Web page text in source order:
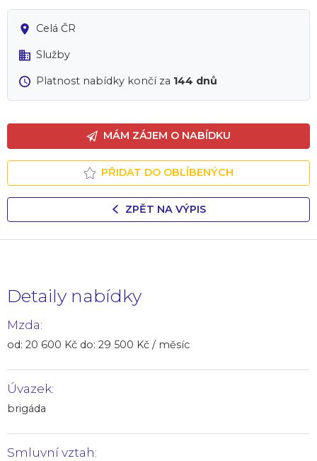
Celá ČR
Služby
Platnost nabídky končí za 144 dnů
MÁM ZÁJEM O NABÍDKU
PŘIDAT DO OBLÍBENÝCH
ZPĚT NA VÝPIS
Detaily nabídky
Mzda:
od: 20 600 Kč do: 29 500 Kč / měsíc
Úvazek:
brigáda
Smluvní vztah: